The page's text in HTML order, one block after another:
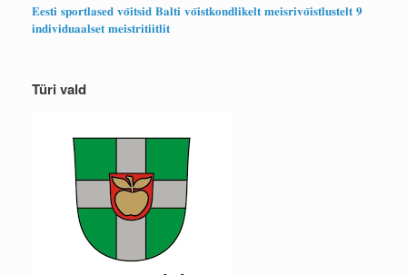
𝐄𝐞𝐬𝐭𝐢 𝐬𝐩𝐨𝐫𝐭𝐥𝐚𝐬𝐞𝐝 𝐯𝐨̃𝐢𝐭𝐬𝐢𝐝 𝐁𝐚𝐥𝐭𝐢 𝐯𝐨̃𝐢𝐬𝐭𝐤𝐨𝐧𝐝𝐥𝐢𝐤𝐞𝐥𝐭 𝐦𝐞𝐢𝐬𝐫𝐢𝐯𝐨̃𝐢𝐬𝐭𝐥𝐮𝐬𝐭𝐞𝐥𝐭 𝟗
𝐢𝐧𝐝𝐢𝐯𝐢𝐝𝐮𝐚𝐚𝐥𝐬𝐞𝐭 𝐦𝐞𝐢𝐬𝐭𝐫𝐢𝐭𝐢𝐢𝐭𝐥𝐢𝐭
Türi vald